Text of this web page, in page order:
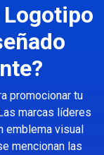
Logotipo
promocionar tu
marcas líderes
emblema visual
mencionan las